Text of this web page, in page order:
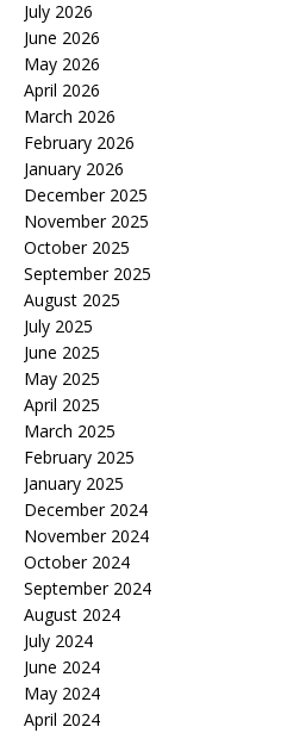
July 2026
June 2026
May 2026
April 2026
March 2026
February 2026
January 2026
December 2025
November 2025
October 2025
September 2025
August 2025
July 2025
June 2025
May 2025
April 2025
March 2025
February 2025
January 2025
December 2024
November 2024
October 2024
September 2024
August 2024
July 2024
June 2024
May 2024
April 2024